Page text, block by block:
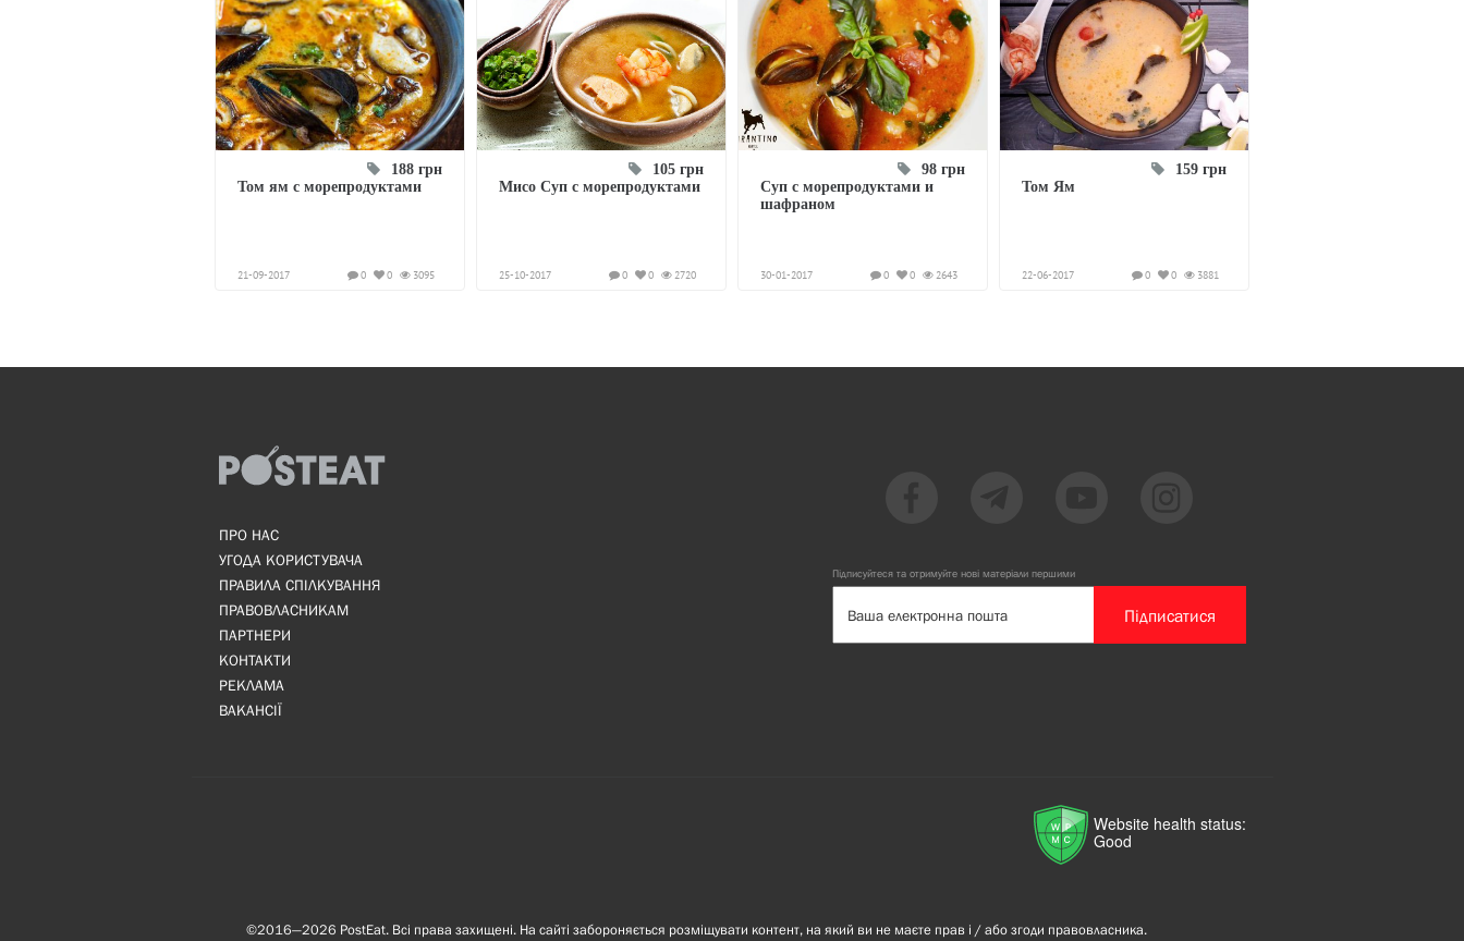
188 грн
Том ям с морепродуктами
21-09-2017 3095
0
0
105 грн
Мисо Суп с морепродуктами
25-10-2017 2720
0
0
98 грн
Суп с морепродуктами и
шафраном
30-01-2017 2643
0
0
159 грн
Том Ям
22-06-2017 3881
0
0
ПРО НАС
УГОДА КОРИСТУВАЧА
ПРАВИЛА СПІЛКУВАННЯ
ПРАВОВЛАСНИКАМ
ПАРТНЕРИ
КОНТАКТИ
РЕКЛАМА
ВАКАНСІЇ
Підписуйтеся та отримуйте нові матеріали першими
Підписатися
Website health status:
Good
©2016—2026 PostEat. Всі права захищені. На сайті забороняється розміщувати контент, на який ви не маєте прав і / або згоди правовласника.